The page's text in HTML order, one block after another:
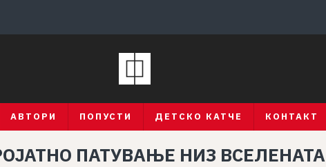
АВТОРИ ПОПУСТИ ДЕТСКО КАТЧЕ КОНТАКТ
ПАТУВАЊЕ НИЗ ВСЕЛЕНАТА